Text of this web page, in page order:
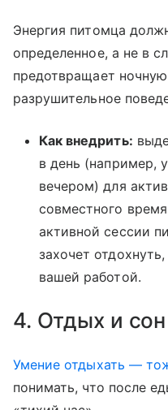
Энергия питомца
определенное, а не в
предотвращает
разрушительное
Как внедрить:
в день (например,
вечером) для
совместного
активной сессии
захочет
вашей работой.
4. Отдых и сон
Умение отдыхать —
понимать, что после